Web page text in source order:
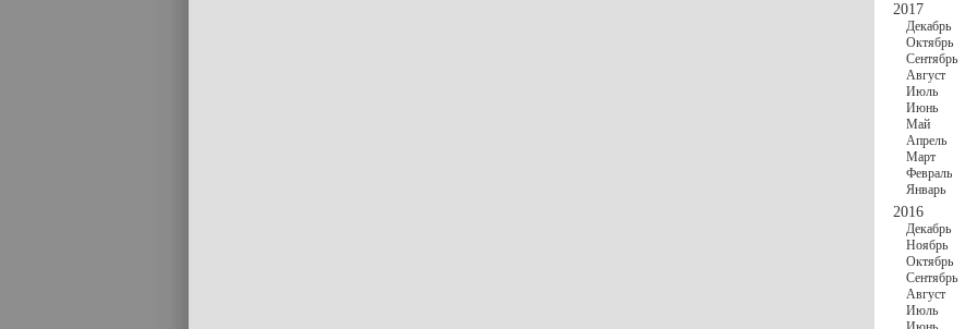
2017
Декабрь
Октябрь
Сентябрь
Август
Июль
Июнь
Май
Апрель
Март
Февраль
Январь
2016
Декабрь
Ноябрь
Октябрь
Сентябрь
Август
Июль